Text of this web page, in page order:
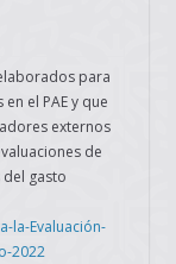
para
el PAE y que
externos
de
gasto
la-Evaluación-
2022